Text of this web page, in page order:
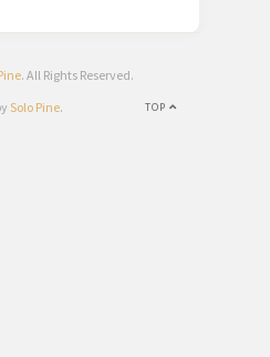
. All Rights Reserved.
TOP
Solo Pine.